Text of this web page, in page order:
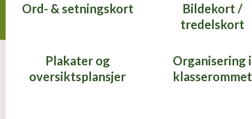
Ord- & setningskort
Bildekort /
tredelskort
Plakater og
oversiktsplansjer
Organisering i
klasserommet